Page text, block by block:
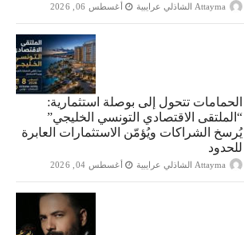
Attayma الشاذلي عرايبية أغسطس 06, 2026
الحمامات تتحول إلى بوصلة استثمارية:
“الملتقى الاقتصادي التونسي الخليجي”
يُرسخ الشراكات ويُؤمّن الاستثمارات العابرة
للحدود
Attayma الشاذلي عرايبية أغسطس 04, 2026